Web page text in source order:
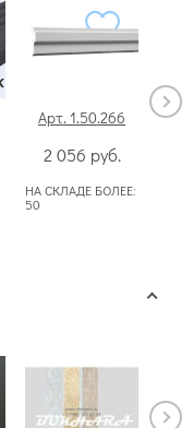
Арт. 1.50.266
2 056 руб.
НА СКЛАДЕ БОЛЕЕ:
50